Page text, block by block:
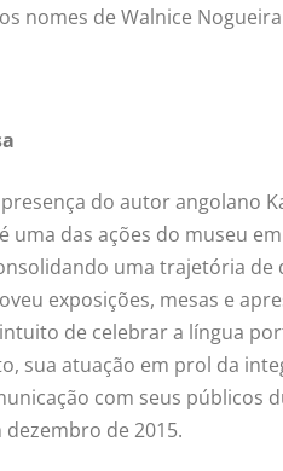
nomes de Walnice
do autor angolano
uma das ações do museu
uma trajetória de
exposições, mesas e
de celebrar a língua
sua atuação em prol da
com seus públicos
de 2015.